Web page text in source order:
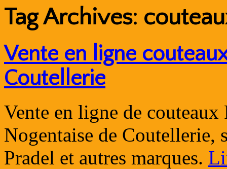
Tag Archives:
Vente en ligne
Coutellerie
Vente en ligne de
Nogentaise de Coutellerie,
Pradel et autres marques.